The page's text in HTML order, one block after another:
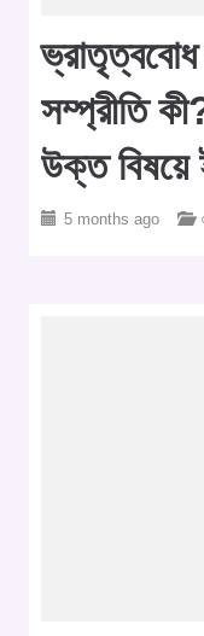
ভ্রাতৃত্ববোধ
সম্প্রীতি
উক্ত বিষয়ে
5 months ago